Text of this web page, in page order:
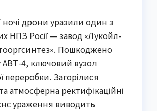
ночі дрони уразили один з
НПЗ Росії — завод «Лукойл-
Пошкоджено
АВТ-4, ключовий вузол
переробки. Загорілися
атмосферна ректифікаційні
ураження виводить